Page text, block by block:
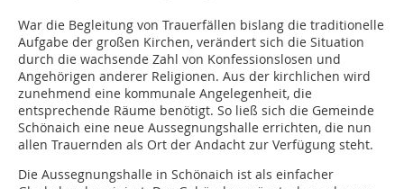
War die Begleitung von Trauerfällen bislang die traditionelle
Aufgabe der großen Kirchen, verändert sich die Situation
durch die wachsende Zahl von Konfessionslosen und
Angehörigen anderer Religionen. Aus der kirchlichen wird
zunehmend eine kommunale Angelegenheit, die
entsprechende Räume benötigt. So ließ sich die Gemeinde
Schönaich eine neue Aussegnungshalle errichten, die nun
allen Trauernden als Ort der Andacht zur Verfügung steht.
Die Aussegnungshalle in Schönaich ist als einfacher